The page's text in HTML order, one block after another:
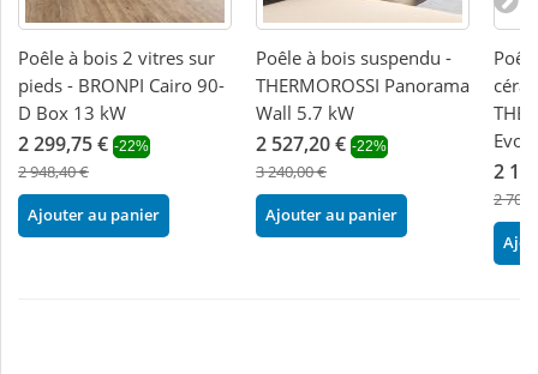
Poêle à bois 2 vitres sur
pieds - BRONPI Cairo 90-
D Box 13 kW
2 299,75 € -22%
2 948,40 €
Ajouter au panier
Poêle à bois suspendu -
THERMOROSSI Panorama
Wall 5.7 kW
2 527,20 € -22%
3 240,00 €
Ajouter au panier
2
2